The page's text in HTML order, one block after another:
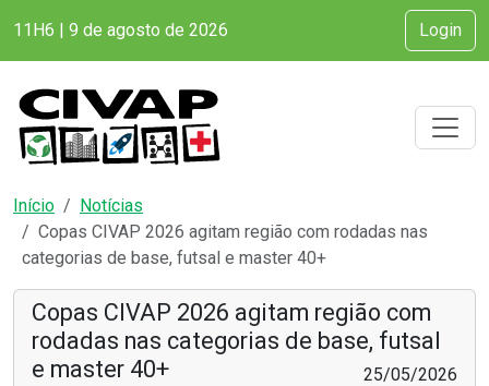
11H6 | 9 de agosto de 2026 Login
Início
Notícias
Copas CIVAP 2026 agitam região com rodadas nas
categorias de base, futsal e master 40+
Copas CIVAP 2026 agitam região com
rodadas nas categorias de base, futsal
e master 40+
25/05/2026